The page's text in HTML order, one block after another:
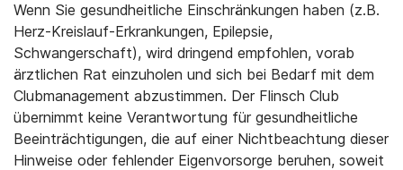
Wenn Sie gesundheitliche Einschränkungen haben (z.B.
Herz-Kreislauf-Erkrankungen, Epilepsie,
Schwangerschaft), wird dringend empfohlen, vorab
ärztlichen Rat einzuholen und sich bei Bedarf mit dem
Clubmanagement abzustimmen. Der Flinsch Club
übernimmt keine Verantwortung für gesundheitliche
Beeinträchtigungen, die auf einer Nichtbeachtung dieser
Hinweise oder fehlender Eigenvorsorge beruhen, soweit